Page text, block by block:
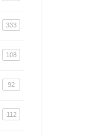
333
108
92
112